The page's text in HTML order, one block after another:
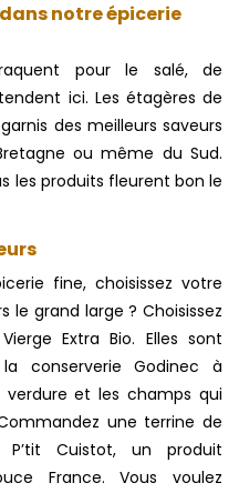
notre épicerie
pour le salé, de
ici. Les étagères de
des meilleurs saveurs
ou même du Sud.
les produits fleurent bon le
fine, choisissez votre
le grand large ? Choisissez
Extra Bio. Elles sont
conserverie Godinec à
verdure et les champs qui
une terrine de
Cuistot, un produit
France. Vous voulez